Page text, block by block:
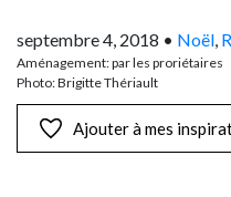
septembre 4, 2018 • Noël,
Aménagement: par les proriétaires
Photo: Brigitte Thériault
Ajouter à mes